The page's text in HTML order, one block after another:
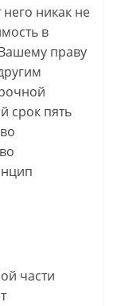
никак не
в
праву
срок пять
части